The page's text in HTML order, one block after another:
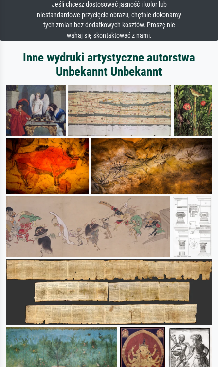
Jeśli chcesz dostosować jasność i kolor lub
niestandardowe przycięcie obrazu, chętnie dokonamy
tych zmian bez dodatkowych kosztów. Proszę nie
wahaj się skontaktować z nami.
Inne wydruki artystyczne autorstwa
Unbekannt Unbekannt